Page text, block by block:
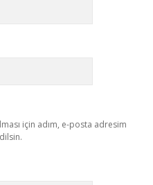
için adım, e-posta adresim